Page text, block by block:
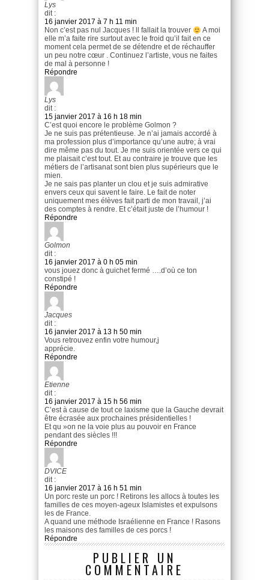
Lys
dit :
16 janvier 2017 à 7 h 11 min
Non c’est pas nul Jacques ! ll fallait la trouver
A moi
elle m’a faite rire surtout avec le froid qu’il fait en ce
moment cela permet de se détendre et de réchauffer
un peu notre cœur . Continuez l’artiste, vous ne faites
de mal à personne !
Répondre
Lys
dit :
15 janvier 2017 à 16 h 18 min
C’est quoi encore le problème Golmon ?
Je ne suis pas prétentieuse. Je n’ai jamais accordé à
ma profession plus d’importance qu’une autre; à vrai
dire même pas du tout. Je me suis orientée vers ce qui
me plaisait c’est tout. Et au contraire je trouve que les
métiers de l’artisanat sont bien plus supérieurs que le
mien.
Je ne sais pas planter un clou et je suis admirative
envers ceux qui savent le faire. Le fait de noter
uniquement mes élèves fait parti de mon travail, j’ai
des comptes à rendre. Et c’était juste de l’humour !
Répondre
Golmon
dit :
16 janvier 2017 à 0 h 05 min
vous jouez donc à guichet fermé ….d’où ce ton
constipé !
Répondre
Jacques
dit :
16 janvier 2017 à 13 h 50 min
Vous retrouvez enfin votre humour,j
apprécie.
Répondre
Etienne
dit :
16 janvier 2017 à 15 h 56 min
C’est à cause de tout ce laxisme que la Gauche devrait
être écrasée aux prochaines présidentielles !
Et qu »on ne la voie plus au pouvoir en France
pendant des siècles !!!
Répondre
DVICE
dit :
16 janvier 2017 à 16 h 51 min
Un porc reste un porc ! Retirons les allocs à toutes les
familles de ces moyen-ageux Islamistes et expulsons
les de France.
A quand une méthode Israélienne en France ! Rasons
les maisons des familles de ces porcs !
Répondre
PUBLIER UN
COMMENTAIRE